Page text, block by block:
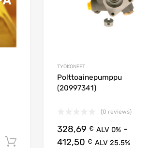
Lisää ostoskoriin
TYÖKONEET
Polttoainepumppu
(20997341)
(0 reviews)
328,69 € ALV 0% -
412,50 € ALV 25.5%